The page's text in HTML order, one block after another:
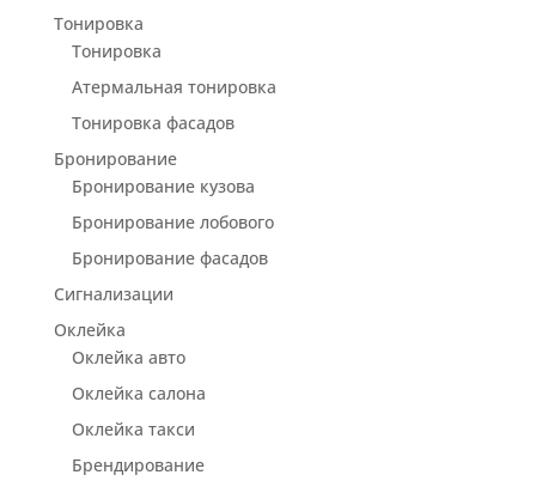
Тонировка
Тонировка
Атермальная тонировка
Тонировка фасадов
Бронирование
Бронирование кузова
Бронирование лобового
Бронирование фасадов
Сигнализации
Оклейка
Оклейка авто
Оклейка салона
Оклейка такси
Брендирование